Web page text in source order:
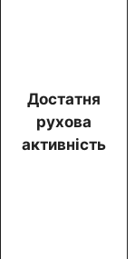
Достатня
рухова
активність